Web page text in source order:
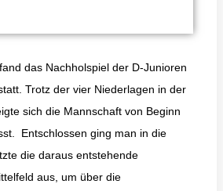
das Nachholspiel der D-Junioren
Trotz der vier Niederlagen in der
sich die Mannschaft von Beginn
Entschlossen ging man in die
die daraus entstehende
aus, um über die